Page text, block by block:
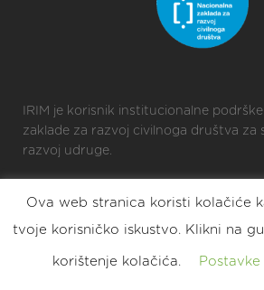
IRIM je korisnik institucionalne
zaklade za razvoj civilnoga društva za
razvoj udruge.
Eat. Sleep. DIY.
Ova web stranica koristi kolačiće
tvoje korisničko iskustvo. Klikni na
korištenje kolačića. Postavke